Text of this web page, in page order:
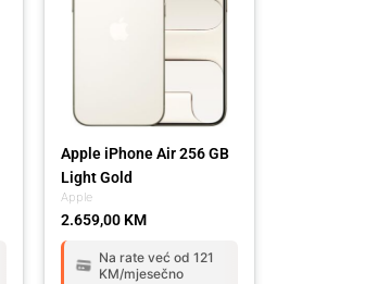
Apple
Apple iPhone Air 256 GB
Light Gold
2.659,00 KM
Na rate već od 121
KM/mjesečno